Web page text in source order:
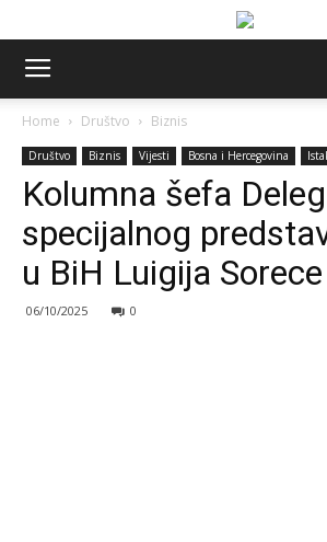
Home Društvo Biznis
Društvo Biznis Vijesti Bosna i Hercegovina
Kolumna šefa
specijalnog
u BiH Luigija Sorece
06/10/2025 0